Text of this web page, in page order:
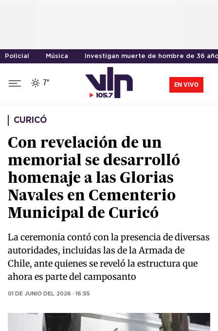
Policial Música Investigan muerte de hombre de 36
7° EN VIVO
CURICÓ
Con revelación de un
memorial se desarrolló
homenaje a las Glorias
Navales en Cementerio
Municipal de Curicó
La ceremonia contó con la presencia de diversas
autoridades, incluidas las de la Armada de
Chile, ante quienes se reveló la estructura que
ahora es parte del camposanto
01 DE JUNIO DEL 2026 · 16:55